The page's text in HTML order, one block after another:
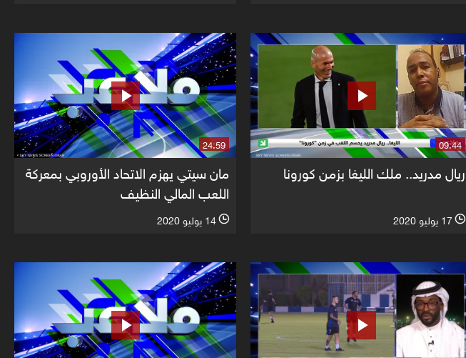
09:44
ريال مدريد.. ملك الليغا بزمن كورونا
l 17 يوليو 2020
24:59
مان سيتي يهزم الاتحاد الأوروبي بمعركة
اللعب المالي النظيف
l 14 يوليو 2020